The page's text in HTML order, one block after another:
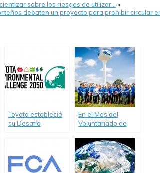
sobre los riesgos de utilizar…
»
debaten un proyecto para prohibir circular
Toyota estableció
su Desafío
En el Mes del
Voluntariado de
voluntarios
plantaron árboles
en la Planta
Pacheco.